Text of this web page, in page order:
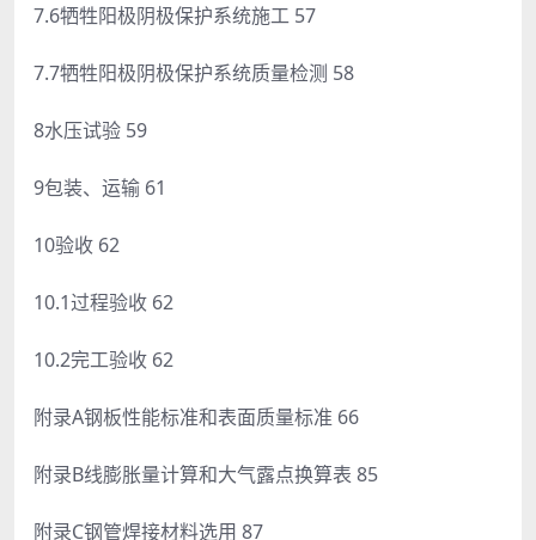
7.6牺牲阳极阴极保护系统施工 57
7.7牺牲阳极阴极保护系统质量检测 58
8水压试验 59
9包装、运输 61
10验收 62
10.1过程验收 62
10.2完工验收 62
附录A钢板性能标准和表面质量标准 66
附录B线膨胀量计算和大气露点换算表 85
附录C钢管焊接材料选用 87